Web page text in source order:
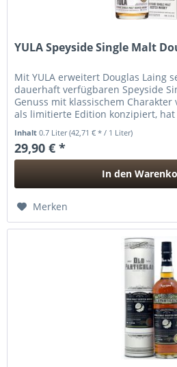
YULA Speyside Single Malt
Mit YULA erweitert Douglas Laing
dauerhaft verfügbaren Speyside
Genuss mit klassischem
als limitierte Edition konzipiert,
Inhalt0.7 Liter(42,71 € * / 1 Liter)
29,90 € *
In den
Merken